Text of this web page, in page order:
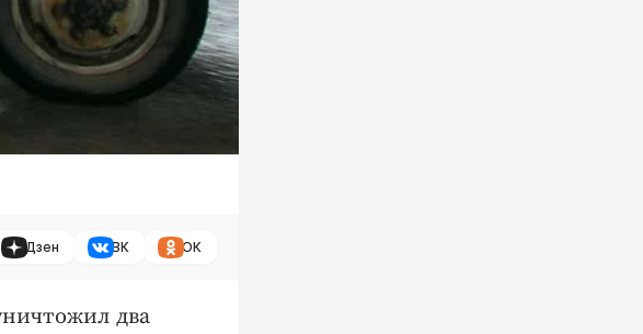
Дзен ВК ОК
два